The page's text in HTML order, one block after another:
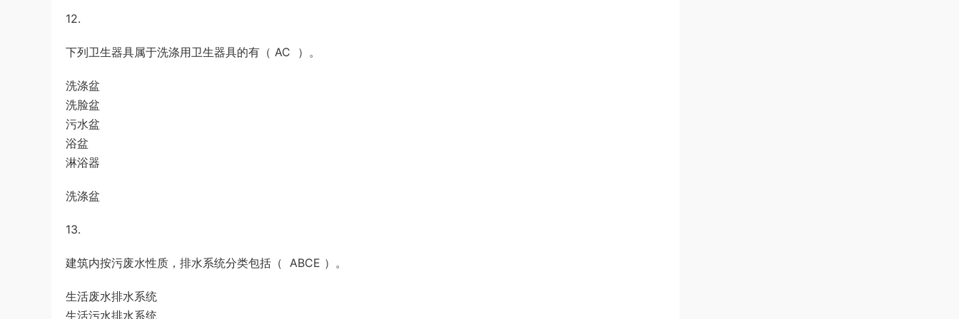
12.
下列卫生器具属于洗涤用卫生器具的有（ AC ）。
洗涤盆
洗脸盆
污水盆
浴盆
淋浴器
洗涤盆
13.
建筑内按污废水性质，排水系统分类包括（ ABCE ）。
生活废水排水系统
生活污水排水系统